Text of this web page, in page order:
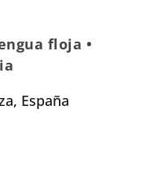
floja •
España